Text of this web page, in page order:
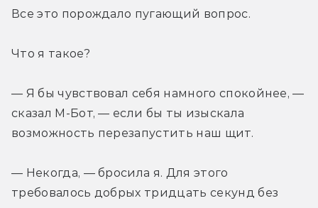
Все это порождало пугающий вопрос.
Что я такое?
— Я бы чувствовал себя намного спокойнее, —
сказал М-Бот, — если бы ты изыскала
возможность перезапустить наш щит.
— Некогда, — бросила я. Для этого
требовалось добрых тридцать секунд без